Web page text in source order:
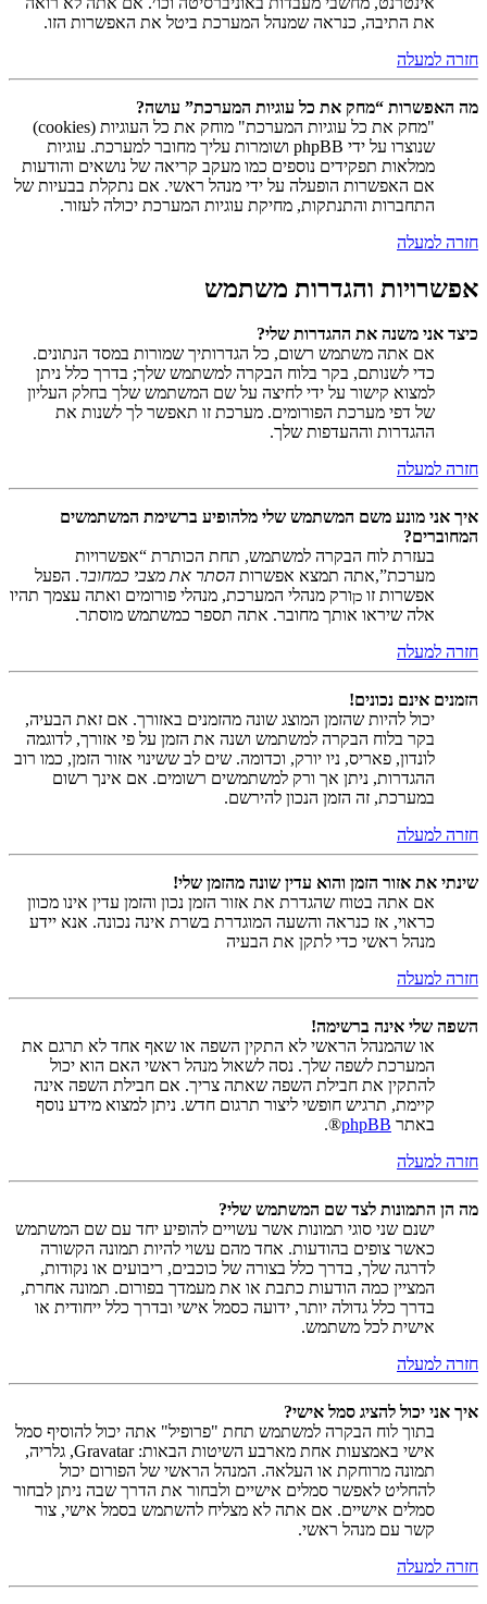
את התיבה, כנראה שמנהל המערכת ביטל את האפשרות הזו.
חזרה למעלה
מה האפשרות “מחק את כל עוגיות המערכת” עושה?
"מחק את כל עוגיות המערכת" מוחק את כל העוגיות (cookies)
שנוצרו על ידי phpBB ושומרות עליך מחובר למערכת. עוגיות
ממלאות תפקידים נוספים כמו מעקב קריאה של נושאים והודעות
אם האפשרות הופעלה על ידי מנהל ראשי. אם נתקלת בבעיות של
התחברות והתנתקות, מחיקת עוגיות המערכת יכולה לעזור.
חזרה למעלה
אפשרויות והגדרות משתמש
כיצד אני משנה את ההגדרות שלי?
אם אתה משתמש רשום, כל הגדרותיך שמורות במסד הנתונים.
כדי לשנותם, בקר בלוח הבקרה למשתמש שלך; בדרך כלל ניתן
למצוא קישור על ידי לחיצה על שם המשתמש שלך בחלק העליון
של דפי מערכת הפורומים. מערכת זו תאפשר לך לשנות את
ההגדרות וההעדפות שלך.
חזרה למעלה
איך אני מונע משם המשתמש שלי מלהופיע ברשימת המשתמשים
המחוברים?
בעזרת לוח הבקרה למשתמש, תחת הכותרת “אפשרויות
מערכת”,אתה תמצא אפשרות הסתר את מצבי כמחובר. הפעל
אפשרות זו כןורק מנהלי המערכת, מנהלי פורומים ואתה עצמך תהיו
אלה שיראו אותך מחובר. אתה תספר כמשתמש מוסתר.
חזרה למעלה
הזמנים אינם נכונים!
יכול להיות שהזמן המוצג שונה מהזמנים באזורך. אם זאת הבעיה,
בקר בלוח הבקרה למשתמש ושנה את הזמן על פי אזורך, לדוגמה
לונדון, פאריס, ניו יורק, וכדומה. שים לב ששינוי אזור הזמן, כמו רוב
ההגדרות, ניתן אך ורק למשתמשים רשומים. אם אינך רשום
במערכת, זה הזמן הנכון להירשם.
חזרה למעלה
שינתי את אזור הזמן והוא עדין שונה מהזמן שלי!
אם אתה בטוח שהגדרת את אזור הזמן נכון והזמן עדין אינו מכוון
כראוי, אז כנראה והשעה המוגדרת בשרת אינה נכונה. אנא יידע
מנהל ראשי כדי לתקן את הבעיה
חזרה למעלה
השפה שלי אינה ברשימה!
או שהמנהל הראשי לא התקין השפה או שאף אחד לא תרגם את
המערכת לשפה שלך. נסה לשאול מנהל ראשי האם הוא יכול
להתקין את חבילת השפה שאתה צריך. אם חבילת השפה אינה
קיימת, תרגיש חופשי ליצור תרגום חדש. ניתן למצוא מידע נוסף
באתר phpBB
®.
חזרה למעלה
מה הן התמונות לצד שם המשתמש שלי?
ישנם שני סוגי תמונות אשר עשויים להופיע יחד עם שם המשתמש
כאשר צופים בהודעות. אחד מהם עשוי להיות תמונה הקשורה
לדרגה שלך, בדרך כלל בצורה של כוכבים, ריבועים או נקודות,
המציין כמה הודעות כתבת או את מעמדך בפורום. תמונה אחרת,
בדרך כלל גדולה יותר, ידועה כסמל אישי ובדרך כלל ייחודית או
אישית לכל משתמש.
חזרה למעלה
איך אני יכול להציג סמל אישי?
בתוך לוח הבקרה למשתמש תחת "פרופיל" אתה יכול להוסיף סמל
אישי באמצעות אחת מארבע השיטות הבאות: Gravatar, גלריה,
תמונה מרוחקת או העלאה. המנהל הראשי של הפורום יכול
להחליט לאפשר סמלים אישיים ולבחור את הדרך שבה ניתן לבחור
סמלים אישיים. אם אתה לא מצליח להשתמש בסמל אישי, צור
קשר עם מנהל ראשי.
חזרה למעלה